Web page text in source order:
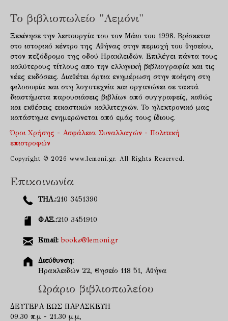
Το βιβλιοπωλείο "Λεμόνι"
Ξεκίνησε την λειτουργία του τον Μάιο του 1998. Βρίσκεται
στο ιστορικό κέντρο της Αθήνας στην περιοχή του θησείου,
στον πεζόδρομο της οδού Ηρακλειδών. Επιλέγει πάντα τους
καλύτερους τίτλους απο την ελληνική βιβλιογραφία και τις
νέες εκδόσεις. Διαθέτει άρτια ενημέρωση στην ποίηση στη
φιλοσοφία και στη λογοτεχνία και οργανώνει σε τακτά
διαστήματα παρουσιάσεις βιβλίων από συγγραφείς, καθώς
και εκθέσεις εικαστικών καλλιτεχνών. Το ηλεκτρονικό μας
κατάστημα ενημερώνεται από εμάς τους ίδιους.
Όροι Χρήσης - Ασφάλεια Συναλλαγών - Πολιτική
επιστροφών
Copyright © 2026 www.lemoni.gr. All Rights Reserved.
Επικοινωνία
ΤΗΛ.:210 3451390
ΦΑΞ.:210 3451910
Email: books@lemoni.gr
Διεύθυνση:
Ηρακλειδών 22, Θησείο 118 51, Αθήνα
Ωράριο βιβλιοπωλείου
ΔΕΥΤΕΡΑ ΕΩΣ ΠΑΡΑΣΚΕΥΗ
09.30 π.μ - 21.30 μ.μ,